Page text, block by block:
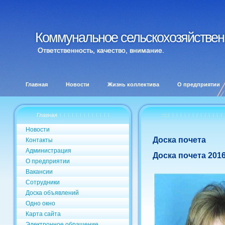
Коммунальное
Коммунальное
Ответственность, качество, внимание.
Главная Новости Жизнь коллектива О предприятии
Главная
Новости
Контакты
Администрация
О предприятии
Вакансии
Сотрудники
Доска объявлений
Одно окно
Карта сайта
:: ::
Доска почета
Доска почета